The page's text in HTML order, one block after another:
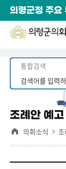
의령군청 주요
조례안 예고
의회소식